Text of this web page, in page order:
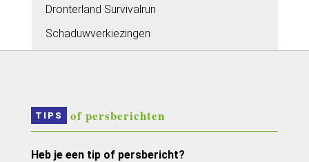
Dronterland Survivalrun
Schaduwverkiezingen
TIPS of persberichten
Heb je een tip of persbericht?